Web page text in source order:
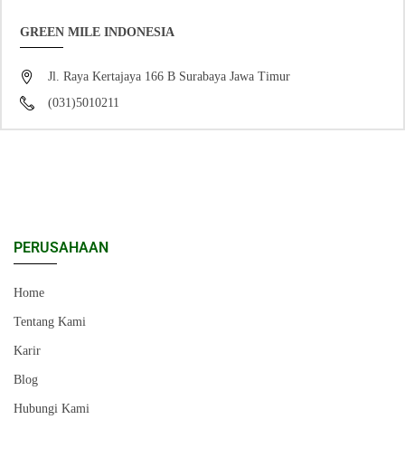
GREEN MILE INDONESIA
Jl. Raya Kertajaya 166 B Surabaya Jawa Timur
(031)5010211
PERUSAHAAN
Home
Tentang Kami
Karir
Blog
Hubungi Kami